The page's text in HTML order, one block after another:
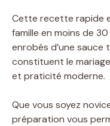
Cette recette rapide
famille en moins de
enrobés d’une
constituent le
et praticité moderne.
Que vous soyez
préparation vous